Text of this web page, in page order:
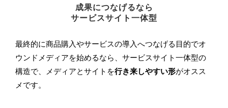
成果につなげるなら
サービスサイト一体型
最終的に商品購入やサービスの導入へつなげる目的でオ
ウンドメディアを始めるなら、サービスサイト一体型の
構造で、メディアとサイトを行き来しやすい形がオスス
メです。